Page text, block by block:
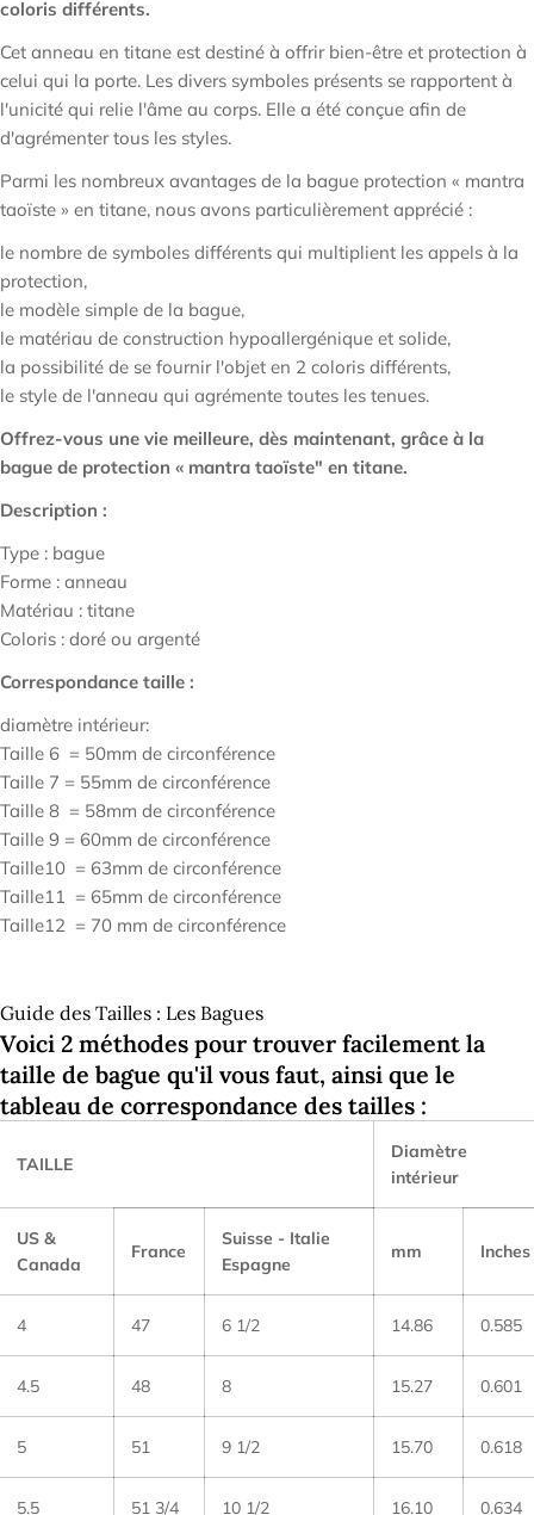
coloris différents.
Cet anneau en titane est destiné à offrir bien-être et protection à
celui qui la porte. Les divers symboles présents se rapportent à
l'unicité qui relie l'âme au corps. Elle a été conçue afin de
d'agrémenter tous les styles.
Parmi les nombreux avantages de la bague protection « mantra
taoïste » en titane, nous avons particulièrement apprécié :
le nombre de symboles différents qui multiplient les appels à la
protection,
le modèle simple de la bague,
le matériau de construction hypoallergénique et solide,
la possibilité de se fournir l'objet en 2 coloris différents,
le style de l'anneau qui agrémente toutes les tenues.
Offrez-vous une vie meilleure, dès maintenant, grâce à la
bague de protection « mantra taoïste" en titane.
Description :
Type : bague
Forme : anneau
Matériau : titane
Coloris : doré ou argenté
Correspondance taille :
diamètre intérieur:
Taille 6 = 50mm de circonférence
Taille 7 = 55mm de circonférence
Taille 8 = 58mm de circonférence
Taille 9 = 60mm de circonférence
Taille10 = 63mm de circonférence
Taille11 = 65mm de circonférence
Taille12 = 70 mm de circonférence
Guide des Tailles : Les Bagues
Voici 2 méthodes pour trouver facilement la
taille de bague qu'il vous faut, ainsi que le
tableau de correspondance des tailles :
TAILLE
Diamètre
intérieur
US &
Canada
France
Suisse - Italie
Espagne
mm Inches
4 47 6 1/2 14.86 0.585
4.5 48 8 15.27 0.601
5 51 9 1/2 15.70 0.618
5.5 51 3/4 10 1/2 16.10 0.634